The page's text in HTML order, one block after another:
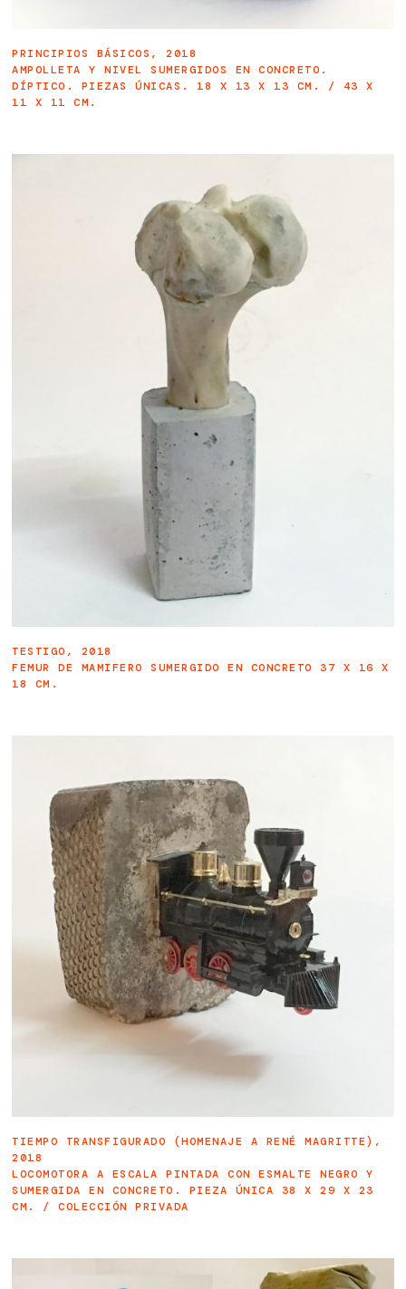
PRINCIPIOS BÁSICOS, 2018
AMPOLLETA Y NIVEL SUMERGIDOS EN CONCRETO.
DÍPTICO. PIEZAS ÚNICAS. 18 X 13 X 13 CM. / 43 X
11 X 11 CM.
TESTIGO, 2018
FEMUR DE MAMIFERO SUMERGIDO EN CONCRETO 37 X 16 X
18 CM.
TIEMPO TRANSFIGURADO (HOMENAJE A RENÉ MAGRITTE),
2018
LOCOMOTORA A ESCALA PINTADA CON ESMALTE NEGRO Y
SUMERGIDA EN CONCRETO. PIEZA ÚNICA 38 X 29 X 23
CM. / COLECCIÓN PRIVADA